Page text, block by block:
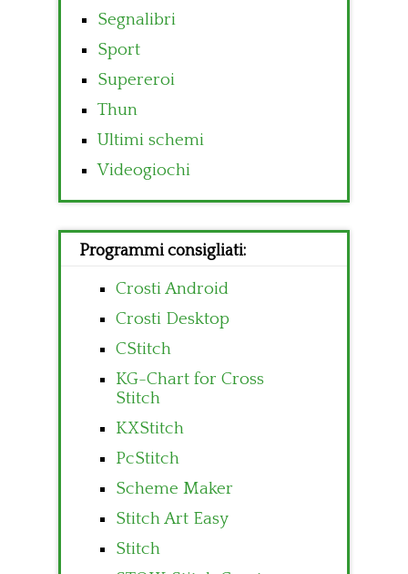
Segnalibri
Sport
Supereroi
Thun
Ultimi schemi
Videogiochi
Programmi consigliati:
Crosti Android
Crosti Desktop
CStitch
KG-Chart for Cross
Stitch
KXStitch
PcStitch
Scheme Maker
Stitch Art Easy
Stitch